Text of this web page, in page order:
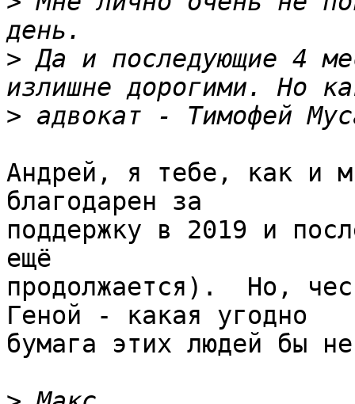
> Да и последующие 4
>
Андрей, я тебе, как и
благодарен за
поддержку в 2019 и
ещё
продолжается).  Но,
Геной - какая угодно
бумага этих людей бы